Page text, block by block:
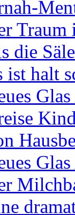
Traum
die
halt